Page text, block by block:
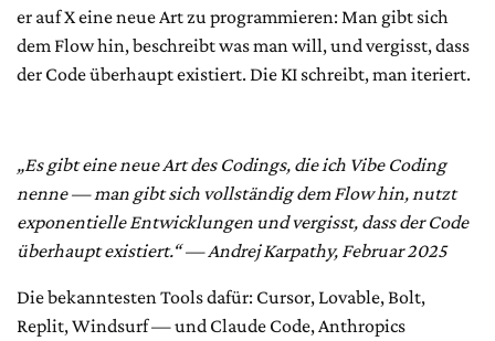
er auf X eine neue Art zu programmieren: Man gibt sich
dem Flow hin, beschreibt was man will, und vergisst, dass
der Code überhaupt existiert. Die KI schreibt, man iteriert.
„Es gibt eine neue Art des Codings, die ich Vibe Coding
nenne — man gibt sich vollständig dem Flow hin, nutzt
exponentielle Entwicklungen und vergisst, dass der Code
überhaupt existiert.“ — Andrej Karpathy, Februar 2025
Die bekanntesten Tools dafür: Cursor, Lovable, Bolt,
Replit, Windsurf — und Claude Code, Anthropics